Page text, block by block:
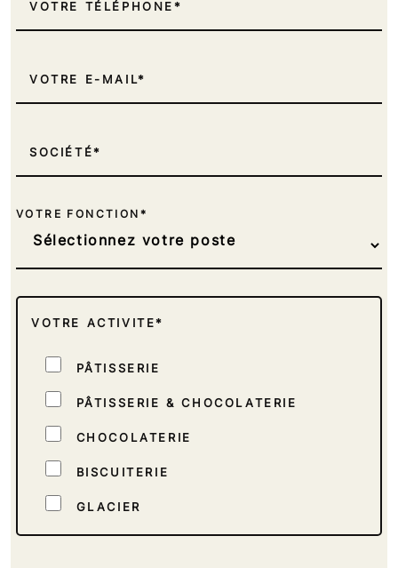
VOTRE TÉLÉPHONE
VOTRE E-MAIL
SOCIÉTÉ
VOTRE FONCTION*
VOTRE ACTIVITE*
PÂTISSERIE
PÂTISSERIE & CHOCOLATERIE
CHOCOLATERIE
BISCUITERIE
GLACIER